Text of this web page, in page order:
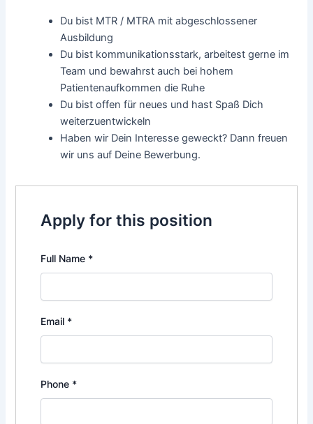
Du bist MTR / MTRA mit abgeschlossener
Ausbildung
Du bist kommunikationsstark, arbeitest gerne im
Team und bewahrst auch bei hohem
Patientenaufkommen die Ruhe
Du bist offen für neues und hast Spaß Dich
weiterzuentwickeln
Haben wir Dein Interesse geweckt? Dann freuen
wir uns auf Deine Bewerbung.
Apply for this position
Full Name *
Email *
Phone *